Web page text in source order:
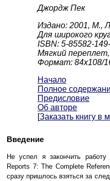
Джордж Пек
Издано: 2001, М.,
Для широкого
ISBN: 5-85582-
Мягкий
Формат: 84x108/
Начало
Полное
Предисловие
Об авторе
[Заказать книгу в
Введение
Не успел я закончить
Reports 7: The Complete
сразу пришлось взяться за